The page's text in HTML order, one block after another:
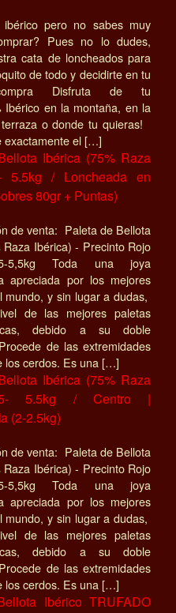
pero no sabes muy
Pues no lo dudes,
cata de loncheados para
de todo y decidirte en tu
Disfruta de tu
Ibérico en la montaña, en la
o donde tu quieras!
exactamente el […]
Ibérica (75% Raza
5.5kg / Loncheada en
80gr + Puntas)
de venta: Paleta de Bellota
Ibérica) - Precinto Rojo
5,5kg Toda una joya
apreciada por los mejores
mundo, y sin lugar a dudas,
de las mejores paletas
debido a su doble
de las extremidades
los cerdos. Es una […]
Ibérica (75% Raza
5- 5.5kg / Centro |
(2-2.5kg)
de venta: Paleta de Bellota
Ibérica) - Precinto Rojo
5,5kg Toda una joya
apreciada por los mejores
mundo, y sin lugar a dudas,
de las mejores paletas
debido a su doble
de las extremidades
los cerdos. Es una […]
Ibérico TRUFADO